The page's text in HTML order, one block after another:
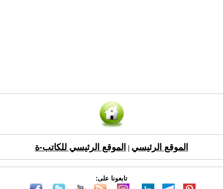
الموقع الرئيسي الموقع الرئيسي للكاتب-ة
تابعونا على: